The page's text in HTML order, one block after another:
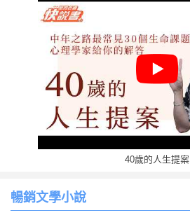
40歲的人生提案
暢銷文學小說